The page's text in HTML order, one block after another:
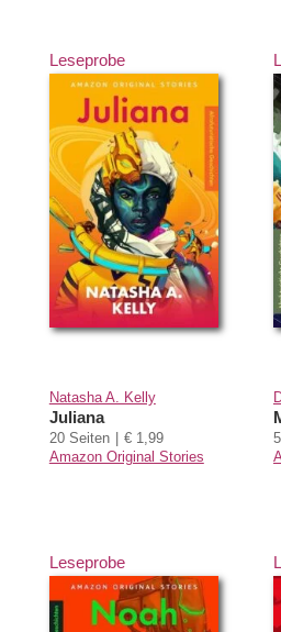
Leseprobe
Natasha A. Kelly
Juliana
20 Seiten
€ 1,99
Amazon Original Stories
Leseprobe